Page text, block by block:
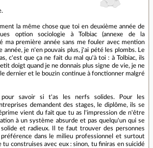
la même chose que toi en deuxième année de
option sociologie à Tolbiac (annexe de la
ma première année sans me fouler avec mention
année, je n'en pouvais plus, j'ai pété les plombs. Le
c'est que ça ne fait du mal qu'à toi : à Tolbiac, ils
doigt quand je ne donnais plus signe de vie, je ne
dernier et le bouzin continue à fonctionner malgré
pour savoir si t'as les nerfs solides. Pour les
demandent des stages, le diplôme, ils se
vient du fait que tu as l'impression de n'être
à un système absurde et pas quelqu'un qui se
et radieux. Il te faut trouver des personnes
dans le milieu professionnel et surtout
construises avec eux : sinon, tu finiras en suicidé